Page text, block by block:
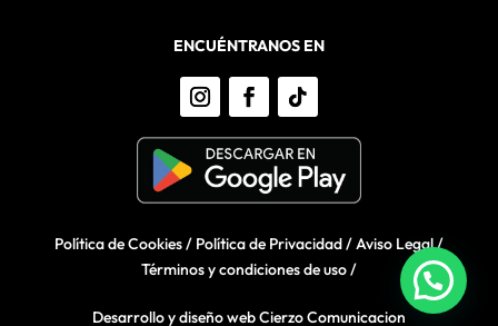
ENCUÉNTRANOS EN
Política de Cookies/ Política de Privacidad/Aviso Legal/
Términos y condiciones de uso/
Desarrollo y diseño web Cierzo Comunicacion